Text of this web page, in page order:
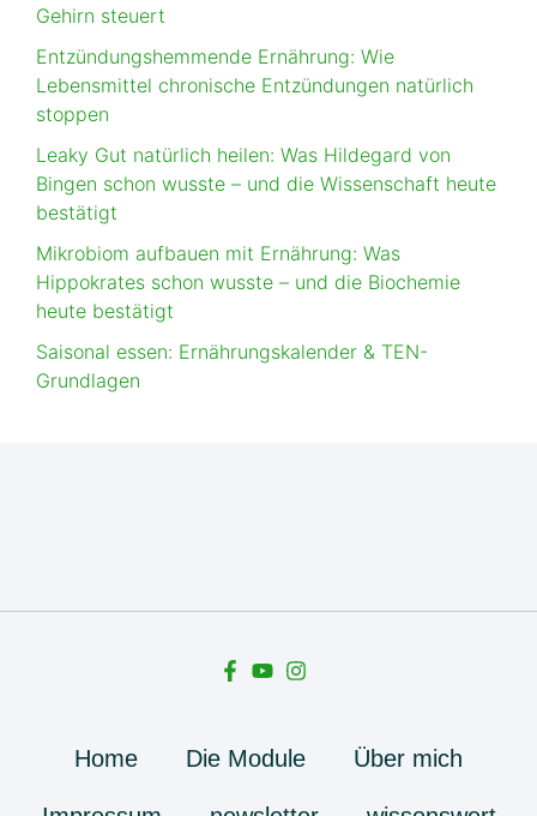
Gehirn steuert
Entzündungshemmende Ernährung: Wie
Lebensmittel chronische Entzündungen natürlich
stoppen
Leaky Gut natürlich heilen: Was Hildegard von
Bingen schon wusste – und die Wissenschaft heute
bestätigt
Mikrobiom aufbauen mit Ernährung: Was
Hippokrates schon wusste – und die Biochemie
heute bestätigt
Saisonal essen: Ernährungskalender & TEN-
Grundlagen
Home Die Module Über mich